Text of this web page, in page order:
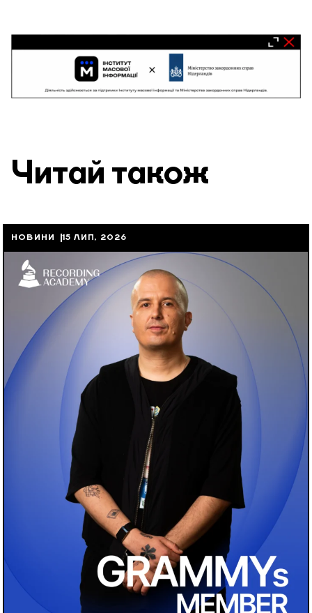
Читай також
НОВИНИ 15 ЛИП, 2026